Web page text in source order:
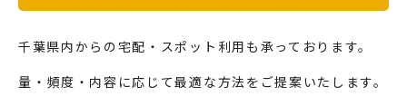
千葉県内からの宅配・スポット利用も承っております。
量・頻度・内容に応じて最適な方法をご提案いたします。